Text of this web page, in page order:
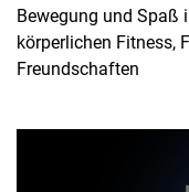
Bewegung und Spaß
körperlichen Fitness,
Freundschaften